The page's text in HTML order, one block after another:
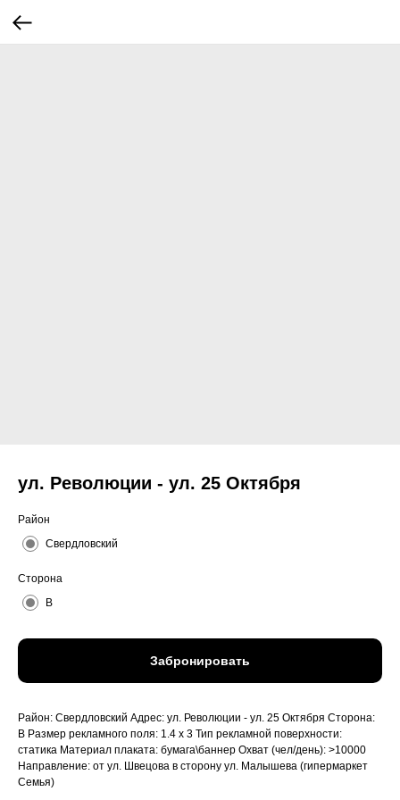
ул. Революции - ул. 25 Октября
Район
Свердловский
Сторона
B
Забронировать
Район: Свердловский Адрес: ул. Революции - ул. 25 Октября Сторона:
B Размер рекламного поля: 1.4 x 3 Тип рекламной поверхности:
статика Материал плаката: бумага\баннер Охват (чел/день): >10000
Направление: от ул. Швецова в сторону ул. Малышева (гипермаркет
Семья)